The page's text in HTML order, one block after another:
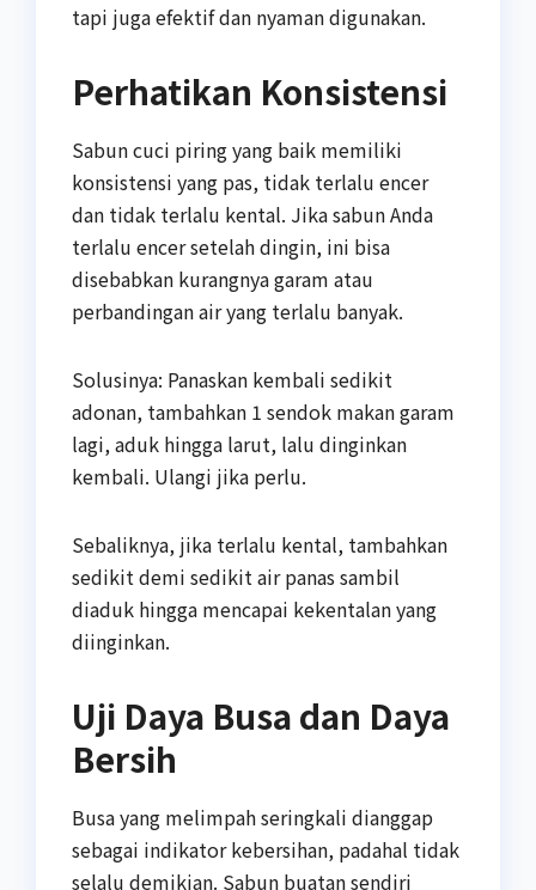
tapi juga efektif dan nyaman digunakan.
Perhatikan Konsistensi
Sabun cuci piring yang baik memiliki
konsistensi yang pas, tidak terlalu encer
dan tidak terlalu kental. Jika sabun Anda
terlalu encer setelah dingin, ini bisa
disebabkan kurangnya garam atau
perbandingan air yang terlalu banyak.
Solusinya: Panaskan kembali sedikit
adonan, tambahkan 1 sendok makan garam
lagi, aduk hingga larut, lalu dinginkan
kembali. Ulangi jika perlu.
Sebaliknya, jika terlalu kental, tambahkan
sedikit demi sedikit air panas sambil
diaduk hingga mencapai kekentalan yang
diinginkan.
Uji Daya Busa dan Daya
Bersih
Busa yang melimpah seringkali dianggap
sebagai indikator kebersihan, padahal tidak
selalu demikian. Sabun buatan sendiri